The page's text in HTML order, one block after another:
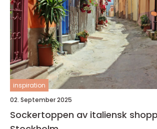
inspiration
02. September 2025
Sockertoppen av italiensk